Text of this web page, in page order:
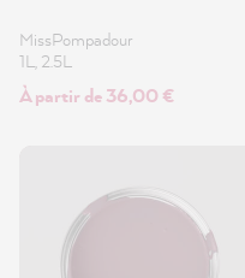
MissPompadour
1L, 2.5L
À partir de 36,00 €